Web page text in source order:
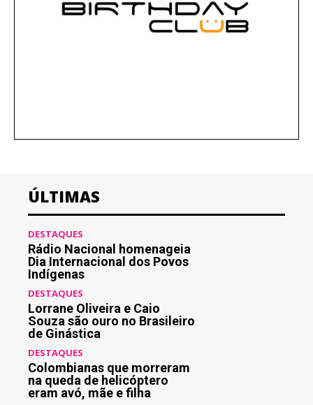
ÚLTIMAS
DESTAQUES
Rádio Nacional homenageia
Dia Internacional dos Povos
Indígenas
DESTAQUES
Lorrane Oliveira e Caio
Souza são ouro no Brasileiro
de Ginástica
DESTAQUES
Colombianas que morreram
na queda de helicóptero
eram avó, mãe e filha